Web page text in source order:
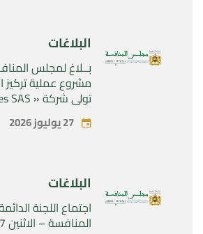
البلاغات
بــلاغ لمجلس
مشروع عملية
SAS »27 يوليوز 2026
البلاغات
اجتماع اللجنة
المنافسة – الاثنين 27 يوليو 2026